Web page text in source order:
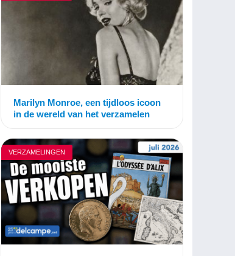
Marilyn Monroe, een tijdloos icoon
in de wereld van het verzamelen
VERZAMELINGEN